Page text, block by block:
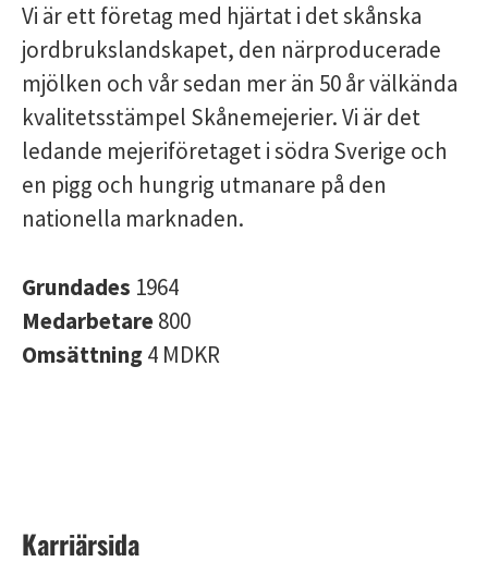
Vi är ett företag med hjärtat i det skånska
jordbrukslandskapet, den närproducerade
mjölken och vår sedan mer än 50 år välkända
kvalitetsstämpel Skånemejerier. Vi är det
ledande mejeriföretaget i södra Sverige och
en pigg och hungrig utmanare på den
nationella marknaden.
Grundades 1964
Medarbetare800
Omsättning4 MDKR
Karriärsida